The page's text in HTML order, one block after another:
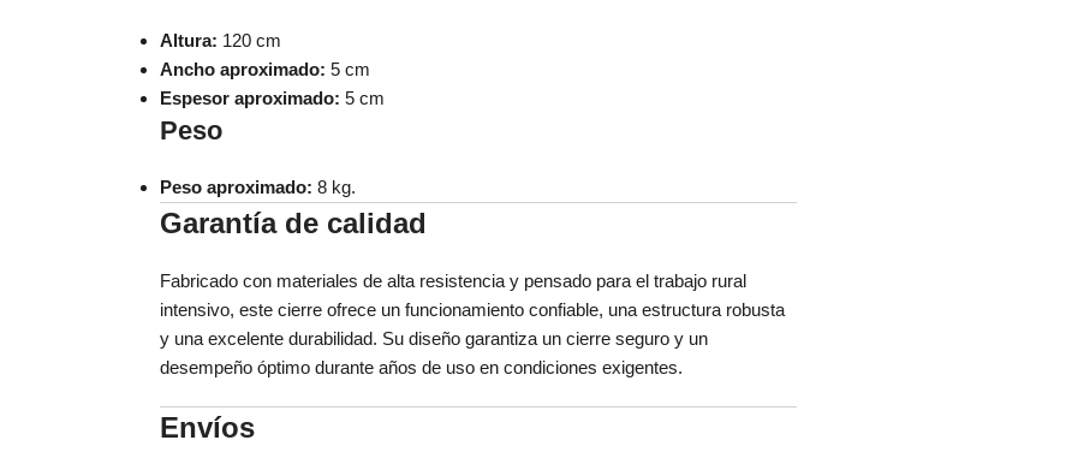
Altura: 120 cm
Ancho aproximado: 5 cm
Espesor aproximado: 5 cm
Peso
Peso aproximado: 8 kg.
Garantía de calidad
Fabricado con materiales de alta resistencia y pensado para el trabajo rural
intensivo, este cierre ofrece un funcionamiento confiable, una estructura robusta
y una excelente durabilidad. Su diseño garantiza un cierre seguro y un
desempeño óptimo durante años de uso en condiciones exigentes.
Envíos